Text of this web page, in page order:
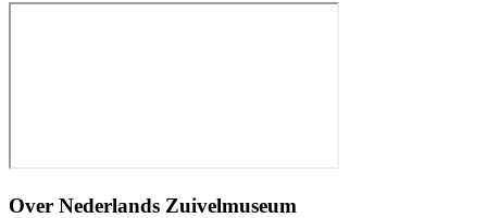
Over Nederlands Zuivelmuseum